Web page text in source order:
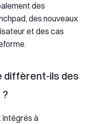
des
des nouveaux
et des cas
diffèrent-ils des
intégrés à